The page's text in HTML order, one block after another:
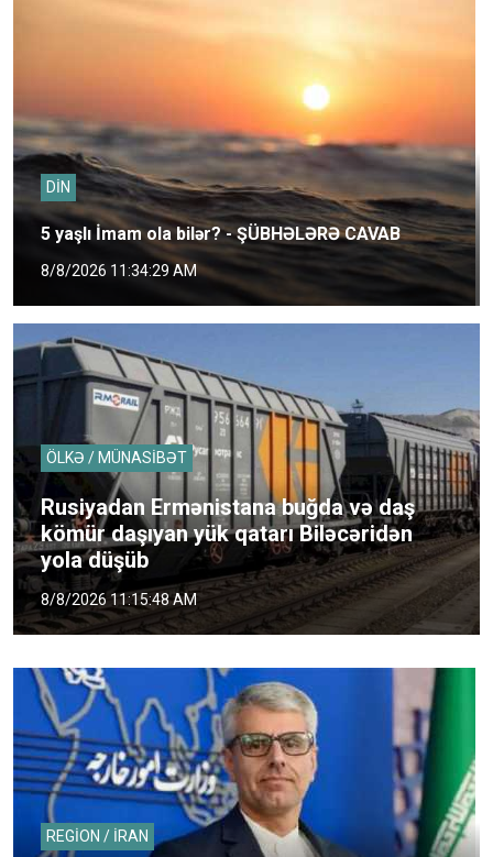
DİN
5 yaşlı İmam ola bilər? - ŞÜBHƏLƏRƏ CAVAB
8/8/2026 11:34:29 AM
ÖLKƏ / MÜNASİBƏT
Rusiyadan Ermənistana buğda və daş
kömür daşıyan yük qatarı Biləcəridən
yola düşüb
8/8/2026 11:15:48 AM
REGİON / İRAN